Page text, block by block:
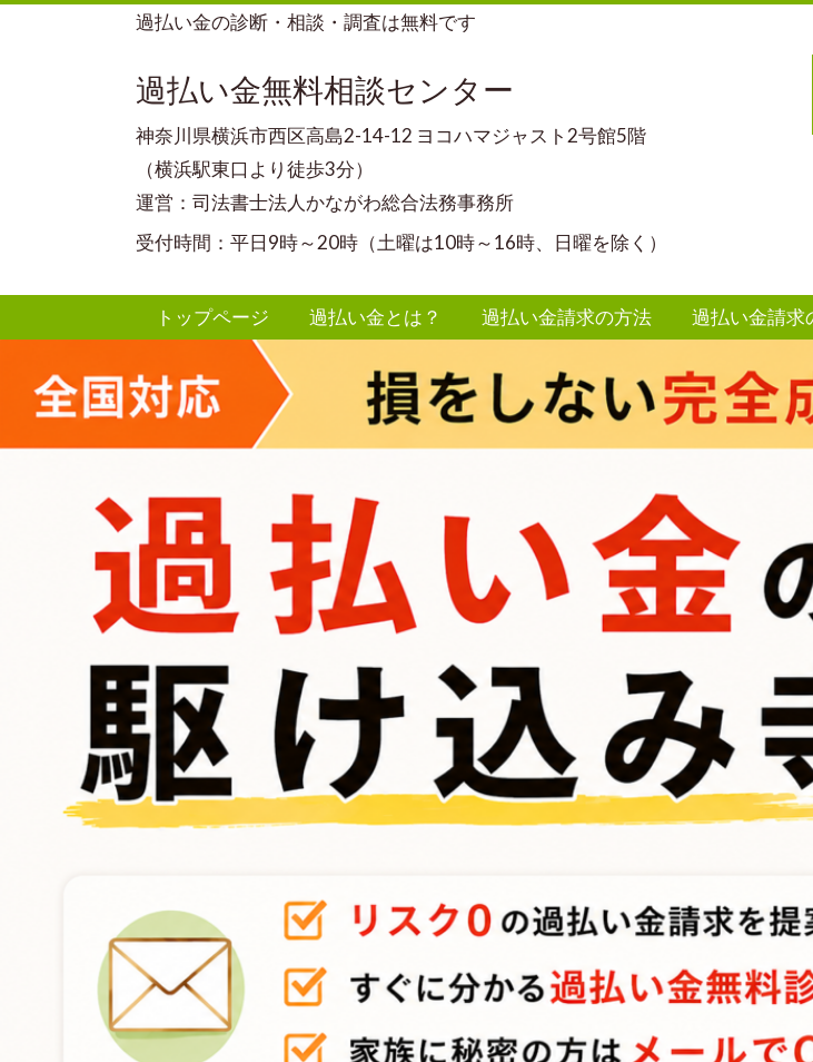
過払い金の診断・相談・調査は無料です
過払い金無料相談センター
神奈川県横浜市西区高島2-14-12 ヨコハマジャスト2号館5階
（横浜駅東口より徒歩3分）
運営：司法書士法人かながわ総合法務事務所
受付時間：平日9時～20時（土曜は10時～16時、日曜を除く）
トップページ 過払い金とは？ 過払い金請求の方法 過払い金請求